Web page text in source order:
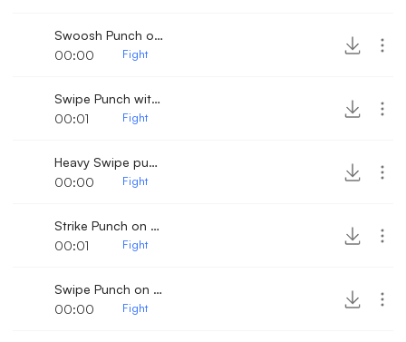
Swoosh Punch on a wooden surface
00:00
Fight
Swipe Punch with Bone Crack 3
00:01
Fight
Heavy Swipe punch with crack
00:00
Fight
Strike Punch on boxing mitts
00:01
Fight
Swipe Punch on a wooden dummy
00:00
Fight